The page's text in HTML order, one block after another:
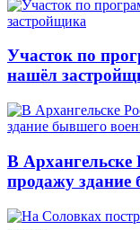
Участок по
нашёл
В Архангельске
продажу здание